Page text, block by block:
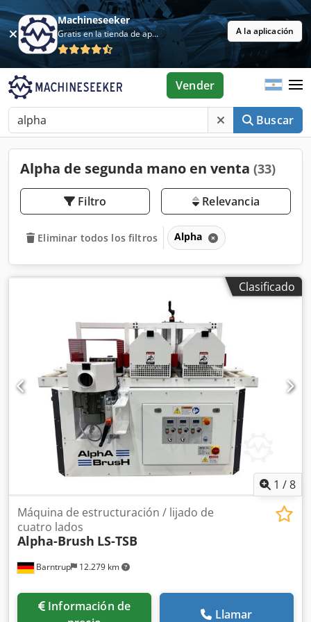
Machineseeker
Gratis en la tienda de aplicaciones A la aplicación
Buscar
Vender
Alpha de segunda mano en venta (33)
Filtro Relevancia
Eliminar todos los filtros Alpha
Clasificado
1 /8
Barntrup 12.279 km
Máquina de estructuración / lijado de
cuatro lados
Alpha-Brush LS-TSB
Información de
Llamar